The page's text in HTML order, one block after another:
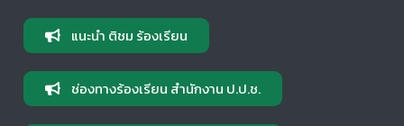
แนะนำ ติชม ร้องเรียน
ช่องทางร้องเรียน สำนักงาน ป.ป.ช.